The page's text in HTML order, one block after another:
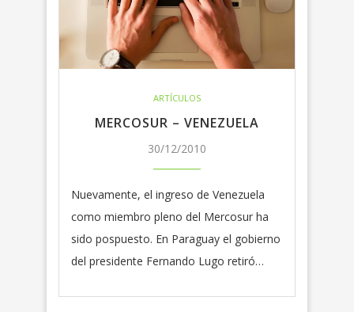
ARTÍCULOS
MERCOSUR – VENEZUELA
30/12/2010
Nuevamente, el ingreso de Venezuela
como miembro pleno del Mercosur ha
sido pospuesto. En Paraguay el gobierno
del presidente Fernando Lugo retiró…